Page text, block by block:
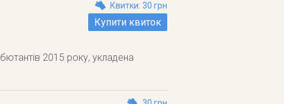
Квитки: 30 грн
Купити квиток
2015 року, укладена